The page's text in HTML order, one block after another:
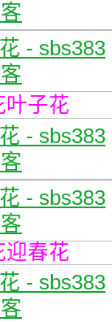
叶子花
迎春花